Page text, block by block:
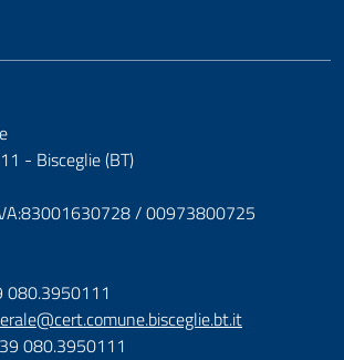
- Bisceglie (BT)
/ 00973800725
080.3950111
080.3950111